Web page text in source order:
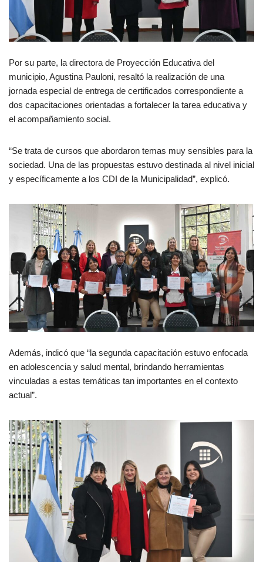
Por su parte, la directora de Proyección Educativa del
municipio, Agustina Pauloni, resaltó la realización de una
jornada especial de entrega de certificados correspondiente a
dos capacitaciones orientadas a fortalecer la tarea educativa y
el acompañamiento social.
“Se trata de cursos que abordaron temas muy sensibles para la
sociedad. Una de las propuestas estuvo destinada al nivel inicial
y específicamente a los CDI de la Municipalidad”, explicó.
Además, indicó que “la segunda capacitación estuvo enfocada
en adolescencia y salud mental, brindando herramientas
vinculadas a estas temáticas tan importantes en el contexto
actual”.